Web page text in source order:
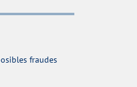
fraudes